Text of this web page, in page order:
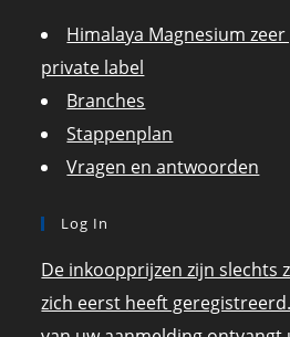
Himalaya Magnesium
private label
Branches
Stappenplan
Vragen en antwoorden
Log In
De inkoopprijzen zijn slechts
zich eerst heeft